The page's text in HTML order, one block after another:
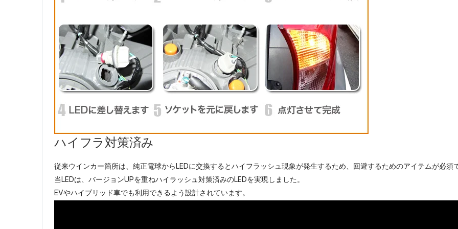
ハイフラ対策済み
従来ウインカー箇所は、純正電球からLEDに交換するとハイフラッシュ現象が発生するため、回避するためのアイテムが必須
当LEDは、バージョンUPを重ねハイラッシュ対策済みのLEDを実現しました。
EVやハイブリッド車でも利用できるよう設計されています。